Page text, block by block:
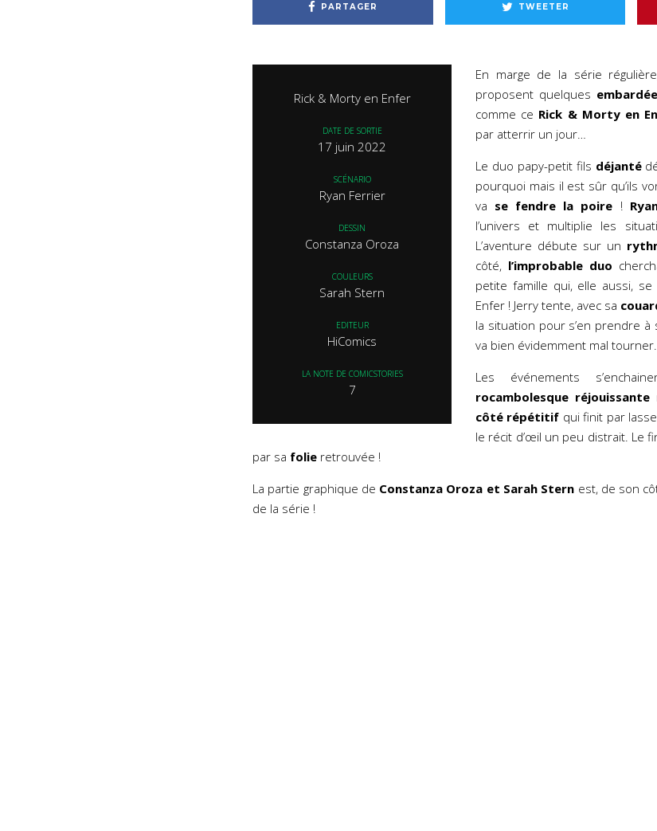
PARTAGER TWEETER
Rick & Morty en Enfer
DATE DE SORTIE
17 juin 2022
SCÉNARIO
Ryan Ferrier
DESSIN
Constanza Oroza
COULEURS
Sarah Stern
EDITEUR
HiComics
LA NOTE DE COMICSTORIES
7
En marge de la série
proposent quelques
comme ce Rick & Morty en
par atterrir un jour…
Le duo papy-petit fils déjanté
pourquoi mais il est sûr qu’ils
va se fendre la poire !
l’univers et multiplie les
L’aventure débute sur un
côté, l’improbable duo
petite famille qui, elle aussi,
Enfer ! Jerry tente, avec sa
la situation pour s’en prendre
va bien évidemment mal tourner.
Les événements
rocambolesque réjouissante
côté répétitif qui finit par
le récit d’œil un peu distrait. Le
par sa folie retrouvée !
La partie graphique de Constanza Oroza et Sarah Stern est, de son
de la série !